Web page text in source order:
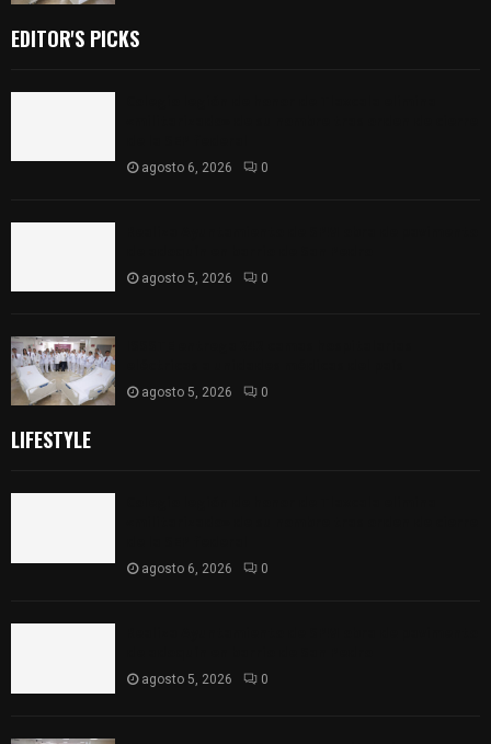
EDITOR'S PICKS
agosto 6, 2026 0
agosto 5, 2026 0
agosto 5, 2026 0
LIFESTYLE
agosto 6, 2026 0
agosto 5, 2026 0